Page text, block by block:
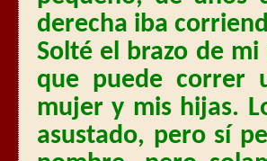
derecha iba
Solté el brazo de
que puede correr
mujer y mis hijas.
asustado, pero sí